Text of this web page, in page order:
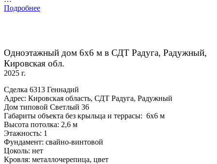
Подробнее
Одноэтажный дом 6х6 м в СДТ Радуга, Радужный,
Кировская обл.
2025 г.
Сделка 6313 Геннадий
Адрес: Кировская область, СДТ Радуга, Радужный
Дом типовой Светлый 36
Габариты объекта без крыльца и террасы: 6х6 м
Высота потолка: 2,6 м
Этажность: 1
Фундамент: свайно-винтовой
Цоколь: нет
Кровля: металлочерепица, цвет